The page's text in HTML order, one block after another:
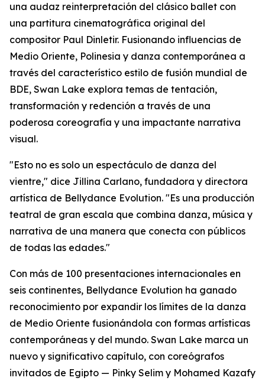
una audaz reinterpretación del clásico ballet con
una partitura cinematográfica original del
compositor Paul Dinletir. Fusionando influencias de
Medio Oriente, Polinesia y danza contemporánea a
través del característico estilo de fusión mundial de
BDE, Swan Lake explora temas de tentación,
transformación y redención a través de una
poderosa coreografía y una impactante narrativa
visual.
"Esto no es solo un espectáculo de danza del
vientre," dice Jillina Carlano, fundadora y directora
artística de Bellydance Evolution. "Es una producción
teatral de gran escala que combina danza, música y
narrativa de una manera que conecta con públicos
de todas las edades."
Con más de 100 presentaciones internacionales en
seis continentes, Bellydance Evolution ha ganado
reconocimiento por expandir los límites de la danza
de Medio Oriente fusionándola con formas artísticas
contemporáneas y del mundo. Swan Lake marca un
nuevo y significativo capítulo, con coreógrafos
invitados de Egipto — Pinky Selim y Mohamed Kazafy